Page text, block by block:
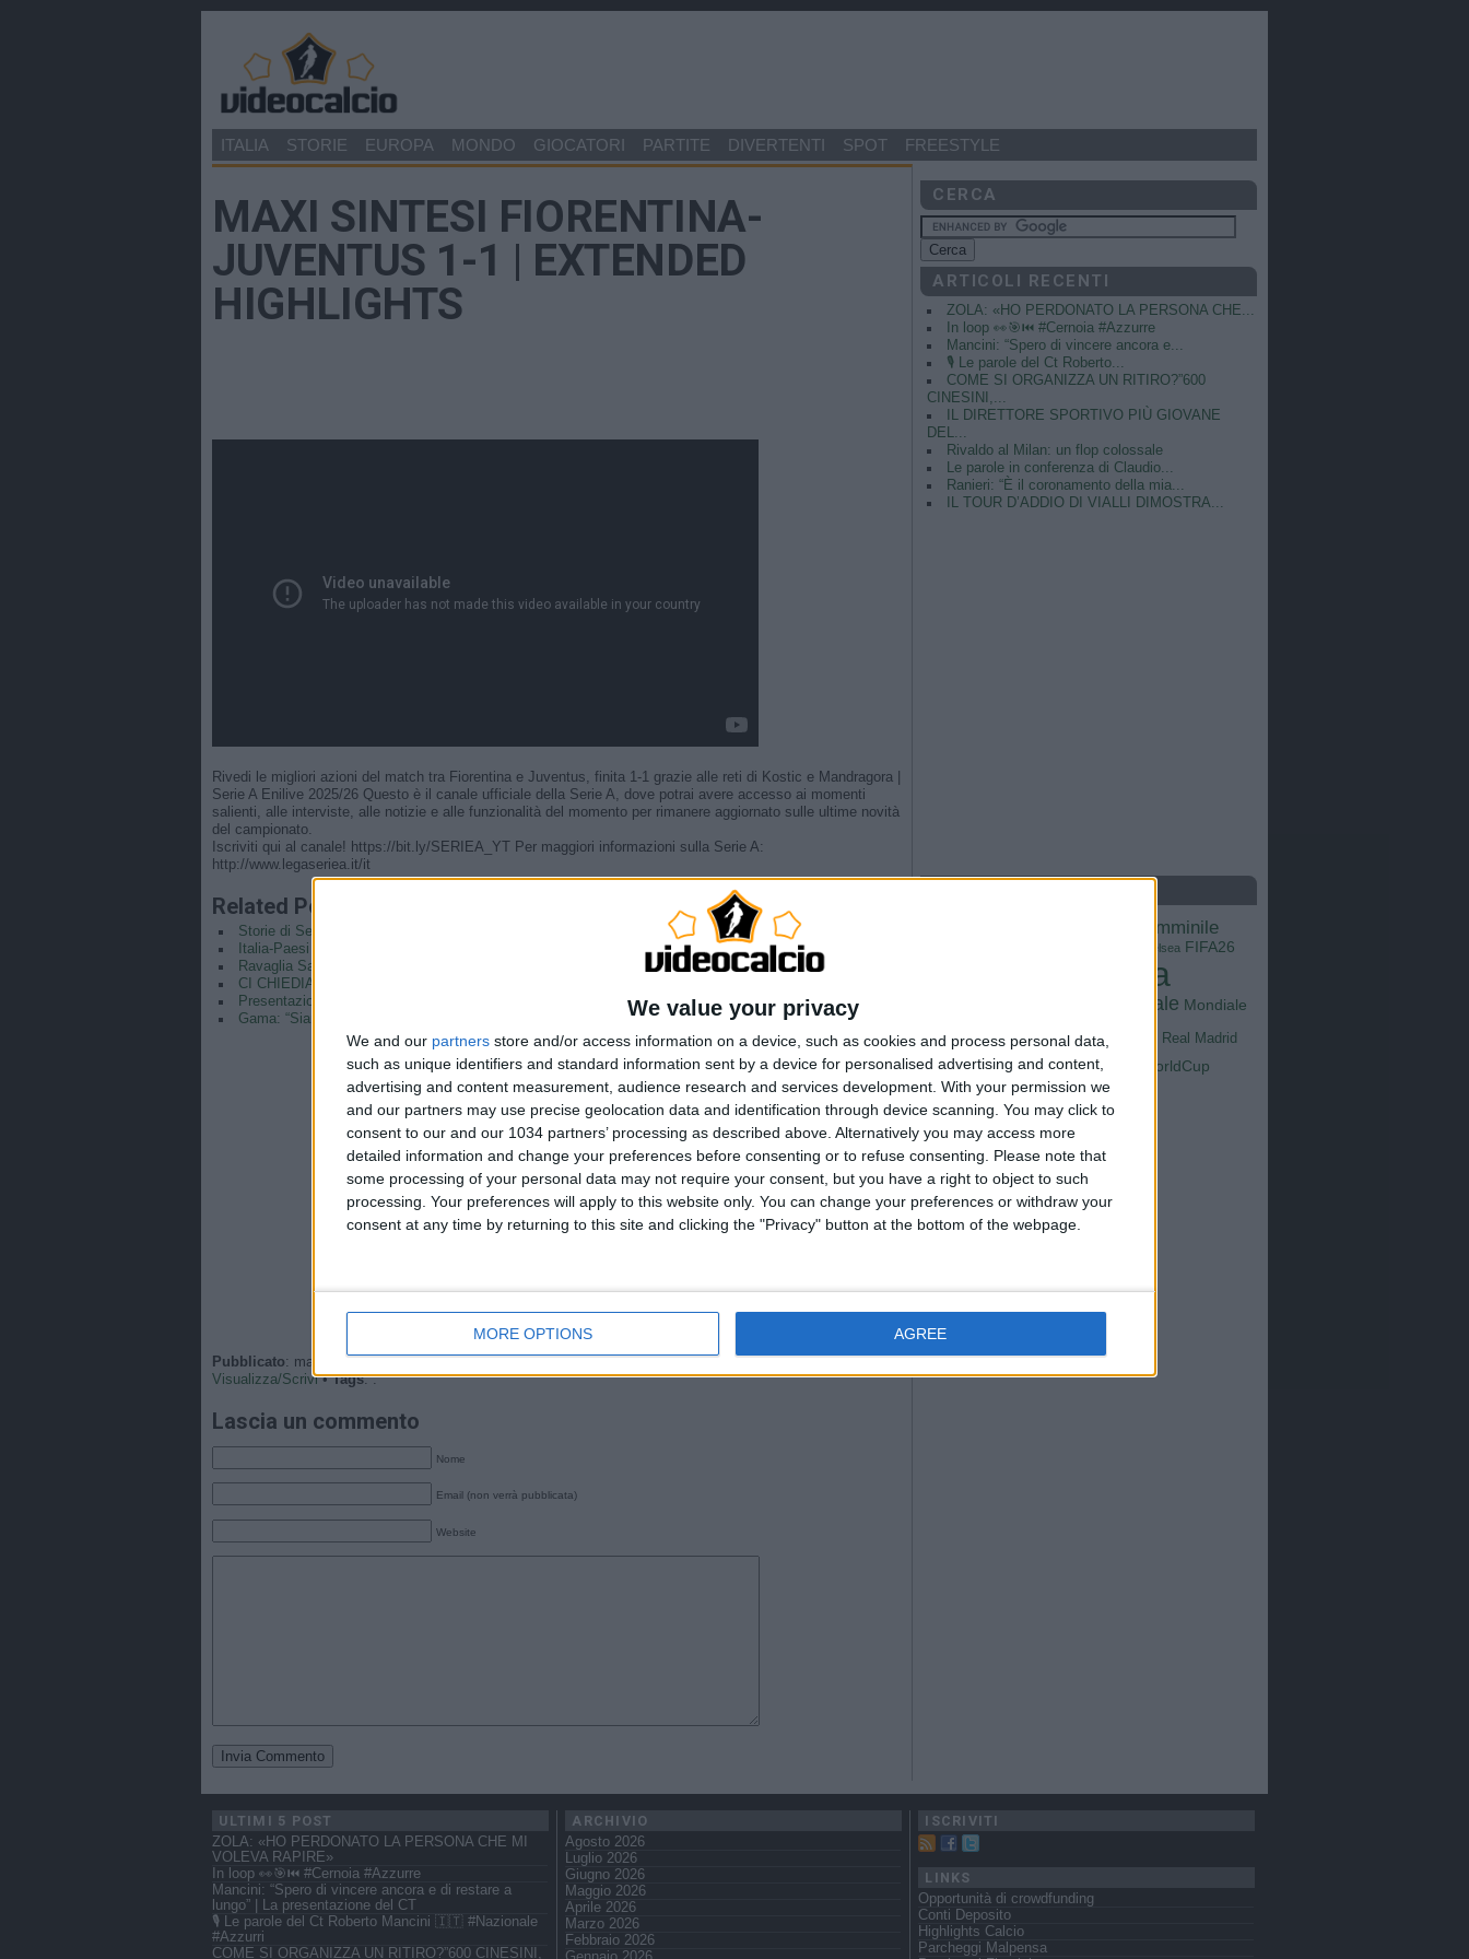
We value your privacy
We and our partners store and/or access information on a device, such as cookies and process personal data,
such as unique identifiers and standard information sent by a device for personalised advertising and content,
advertising and content measurement, audience research and services development. With your permission we
and our partners may use precise geolocation data and identification through device scanning. You may click to
consent to our and our 1034 partners’ processing as described above. Alternatively you may access more
detailed information and change your preferences before consenting or to refuse consenting.
Please note that
some processing of your personal data may not require your consent, but you have a right to object to such
processing. Your preferences will apply to this website only. You can change your preferences or withdraw your
consent at any time by returning to this site and clicking the "Privacy" button at the bottom of the webpage.
MORE OPTIONS AGREE
ITALIA STORIE EUROPA MONDO GIOCATORI PARTITE DIVERTENTI SPOT FREESTYLE
MAXI SINTESI FIORENTINA-
JUVENTUS 1-1 | EXTENDED
HIGHLIGHTS
Rivedi le migliori azioni del match tra Fiorentina e Juventus, finita 1-1 grazie alle reti di Kostic e Mandragora |
Serie A Enilive 2025/26 Questo è il canale ufficiale della Serie A, dove potrai avere accesso ai momenti
salienti, alle interviste, alle notizie e alle funzionalità del momento per rimanere aggiornato sulle ultime novità
del campionato.
Iscriviti qui al canale! https://bit.ly/SERIEA_YT Per maggiori informazioni sulla Serie A:
http://www.legaseriea.it/it
Related Posts
Storie di Serie A con Giovanni Simeone | Radio TV Serie A
Italia-Paesi Bassi 0-2 | Under 23 Femminile | Amichevole
Ravaglia Saves Bologna | Top Moment | Lazio-Bologna
CI CHIEDIAMO PERCHÉ QUESTO ODIO PER FÀBREGAS
Presentazione Gama | “Un onore essere il capo delegazione delle Azzurre” | Coverciano
Gama: “Siamo pronte, in Portogallo si costruisce il nostro futuro” | Algarve Cup 2022
--- Pubblicità ---
Pubblicato: martedì, 25 Novembre 2025 - 08:49 da Istvan in
Visualizza/Scrivi•Tags: .
Lascia un commento
Nome
Email (non verrà pubblicata)
Website
CERCA
ARTICOLI RECENTI
ZOLA: «HO PERDONATO LA PERSONA CHE...
In loop 👀🎯⏮️ #Cernoia #Azzurre
Mancini: “Spero di vincere ancora e...
🎙️ Le parole del Ct Roberto...
COME SI ORGANIZZA UN RITIRO?”600
CINESINI,...
IL DIRETTORE SPORTIVO PIÙ GIOVANE
DEL...
Rivaldo al Milan: un flop colossale
Le parole in conferenza di Claudio...
Ranieri: “È il coronamento della mia...
IL TOUR D’ADDIO DI VIALLI DIMOSTRA...
calcio femminile
Chelsea FIFA26
Italia
Mondiale Mondiale
2026 Napoli Nazionale Real Madrid
Roma Sampdoria Serie A
WorldCup
WorldCup2026
ULTIMI 5 POST
ZOLA: «HO PERDONATO LA PERSONA CHE MI
VOLEVA RAPIRE»
In loop 👀🎯⏮️ #Cernoia #Azzurre
Mancini: “Spero di vincere ancora e di restare a
lungo” | La presentazione del CT
🎙️ Le parole del Ct Roberto Mancini 🇮🇹 #Nazionale
#Azzurri
COME SI ORGANIZZA UN RITIRO?”600 CINESINI,
ARCHIVIO
Agosto 2026
Luglio 2026
Giugno 2026
Maggio 2026
Aprile 2026
Marzo 2026
Febbraio 2026
ISCRIVITI
LINKS
Opportunità di crowdfunding
Conti Deposito
Highlights Calcio
Parcheggi Malpensa